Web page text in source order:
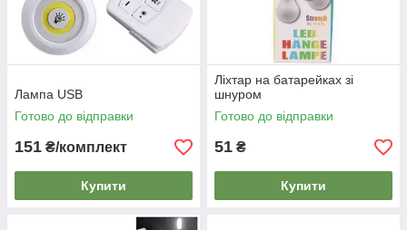
Лампа USB
Готово до відправки
151 ₴/комплект
Купити
Ліхтар на батарейках зі
шнуром
Готово до відправки
51 ₴
Купити